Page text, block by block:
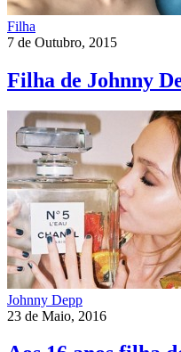
Filha
7 de Outubro, 2015
Filha de Johnny
Johnny Depp
23 de Maio, 2016